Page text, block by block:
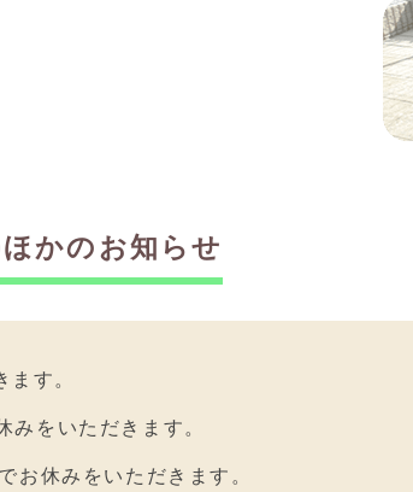
かのお知らせ
す。
をいただきます。
お休みをいただきます。